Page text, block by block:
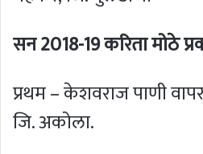
सन 2018-19 करिता मोठे
प्रथम – केशवराज पाणी
जि. अकोला.